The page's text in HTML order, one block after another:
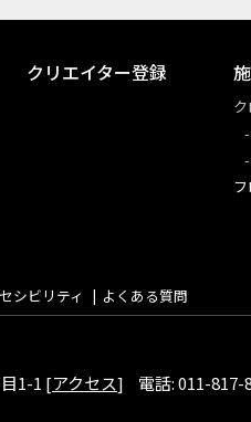
クリエイター登録
シビリティ よくある質問
1-1 [アクセス] 電話: 011-817-